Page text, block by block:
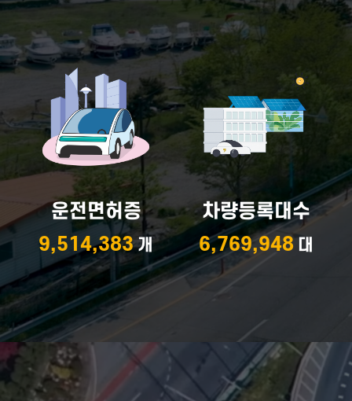
운전면허증
9,514,383 개
차량등록대수
6,769,948 대
[안산시청] 성안고사거리 교통환경 개선사업 완료
[성남시청] 상습정체구간 개선계획 수립 착수